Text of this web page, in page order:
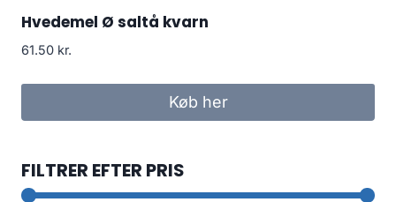
Hvedemel Ø saltå kvarn
61.50 kr.
Køb her
FILTRER EFTER PRIS